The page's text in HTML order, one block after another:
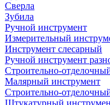
Сверла
Зубила
Ручной инструмент
Измерительный
Инструмент слесарный
Ручной инструмент
Строительно-
Малярный инструмент
Строительно-
Штукатурный